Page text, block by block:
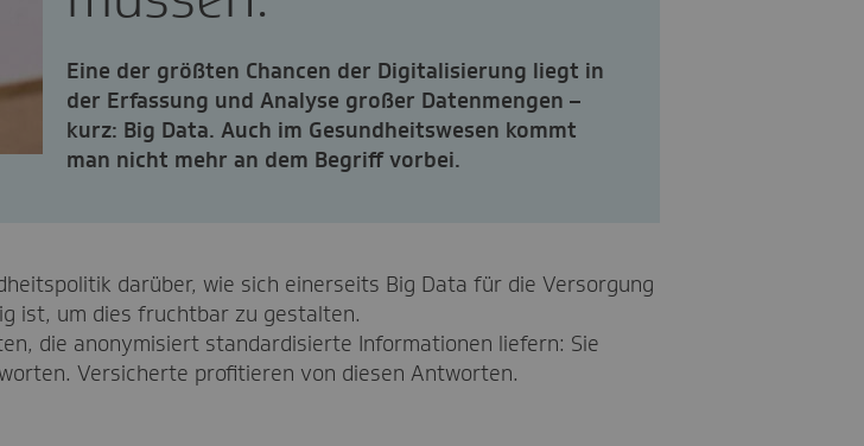
Eine der größten Chancen der Digitalisierung liegt in
der Erfassung und Analyse großer Datenmengen –
kurz: Big Data. Auch im Gesundheitswesen kommt
man nicht mehr an dem Begriff vorbei.
darüber, wie sich einerseits Big Data für die Versorgung
ist, um dies fruchtbar zu gestalten.
die anonymisiert standardisierte Informationen liefern: Sie
Versicherte profitieren von diesen Antworten.